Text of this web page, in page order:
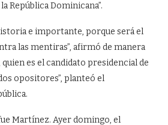
República Dominicana”.
e importante, porque será el
las mentiras”, afirmó de manera
es el candidato presidencial de
opositores”, planteó el
Martínez. Ayer domingo, el